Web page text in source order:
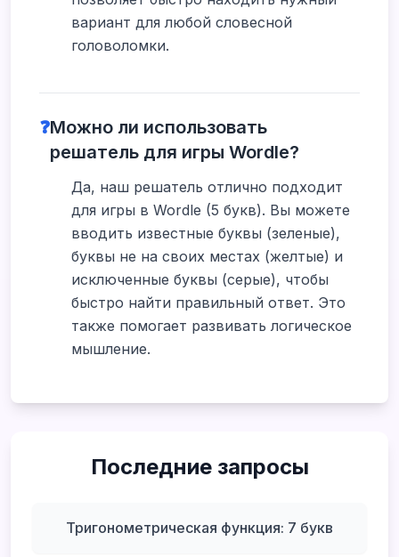
вариант для любой словесной
головоломки.
❓Можно ли использовать
решатель для игры Wordle?
Да, наш решатель отлично подходит
для игры в Wordle (5 букв). Вы можете
вводить известные буквы (зеленые),
буквы не на своих местах (желтые) и
исключенные буквы (серые), чтобы
быстро найти правильный ответ. Это
также помогает развивать логическое
мышление.
Последние запросы
Тригонометрическая функция: 7 букв